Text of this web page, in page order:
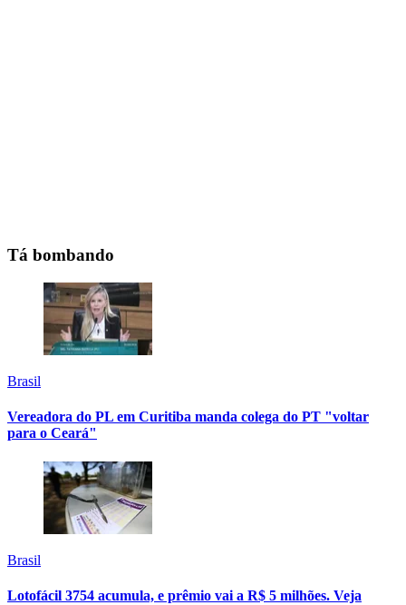
Tá bombando
Brasil
Vereadora do PL em Curitiba manda colega do PT "voltar
para o Ceará"
Brasil
Lotofácil 3754 acumula, e prêmio vai a R$ 5 milhões. Veja